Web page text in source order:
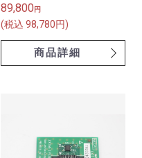
架 NTT αZX （未使用
新古品）
89,800 円
(税込 98,780円)
商品詳細